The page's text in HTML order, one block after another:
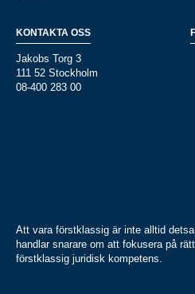
KONTAKTA OSS
Jakobs Torg 3
111 52 Stockholm
08-400 283 00
Att vara förstklassig är inte alltid
handlar snarare om att fokusera på
förstklassig juridisk kompetens.